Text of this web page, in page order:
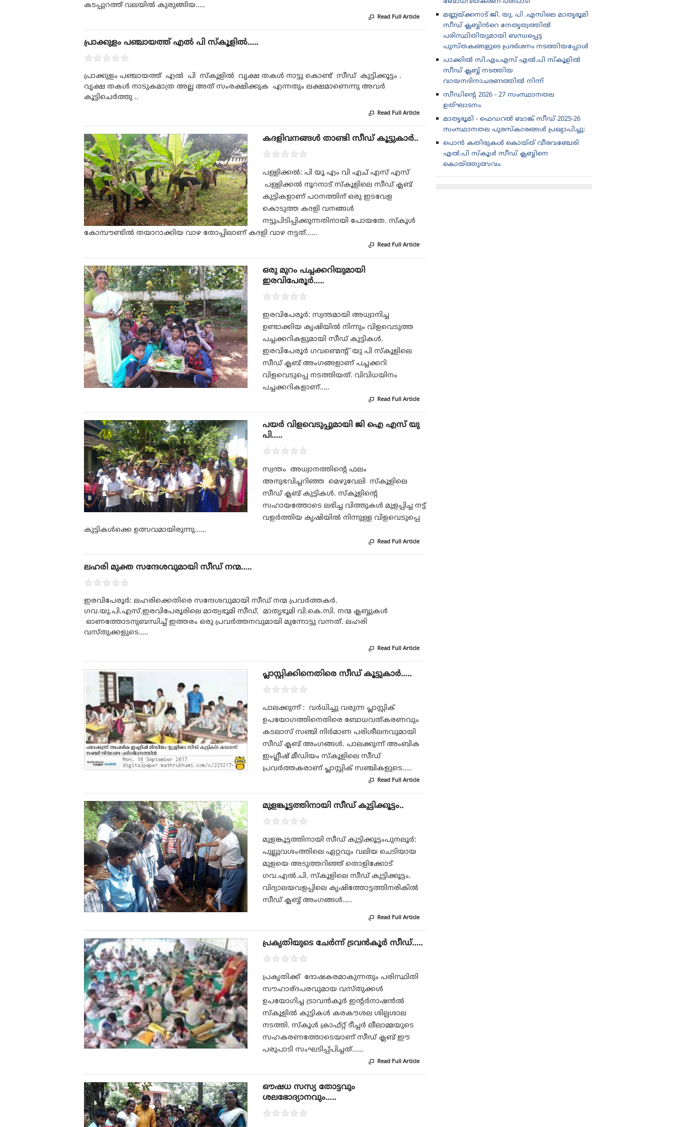
കടപ്പുറത്ത് വലയിൽ കുരുങ്ങിയ…..
 Read Full Article
പ്രാക്കുളം പഞ്ചായത്ത് എൽ പി സ്കൂളിൽ…..
★★★★★
പ്രാക്കുളം പഞ്ചായത്ത് എൽ പി സ്കൂളിൽ വൃക്ഷ തകൾ നാട്ടു കൊണ്ട് സീഡ് കുട്ടിക്കൂട്ടം .
വൃക്ഷ തകൾ നാടുകമാത്ര അല്ല അത് സംരക്ഷിക്കുക എന്നതും ലക്ഷമാണെന്നു അവർ
കൂട്ടിചെർത്തു ..
 Read Full Article
കദളിവനങ്ങൾ താണ്ടി സീഡ് കൂട്ടുകാർ..
★★★★★
പള്ളിക്കൽ: പി യൂ എം വി എച് എസ് എസ്
പള്ളിക്കൽ നൂറനാട് സ്കൂളിലെ സീഡ് ക്ലബ്
കുട്ടികളാണ് പഠനത്തിന് ഒരു ഇടവേള
കൊടുത്ത കദളി വനങ്ങൾ
നട്ടുപിടിപ്പിക്കുന്നതിനായി പോയതേ. സ്കൂൾ
കോമ്പൗണ്ടിൽ തയാറാക്കിയ വാഴ തോപ്പിലാണ് കദളി വാഴ നട്ടത്.…..
 Read Full Article
ഒരു മുറം പച്ചക്കറിയുമായി
ഇരവിപേരൂർ…..
★★★★★
ഇരവിപേരൂർ: സ്വന്തമായി അധ്വാനിച്ച
ഉണ്ടാക്കിയ കൃഷിയിൽ നിന്നും വിളവെടുത്ത
പച്ചക്കറികളുമായി സീഡ് കുട്ടികൾ.
ഇരവിപേരൂർ ഗവണ്മെന്റ് യു പി സ്കൂളിലെ
സീഡ് ക്ലബ് അംഗങ്ങളാണ് പച്ചക്കറി
വിളവെടുപ്പെ നടത്തിയത്. വിവിധയിനം
പച്ചക്കറികളാണ്…..
 Read Full Article
പയർ വിളവെടുപ്പുമായി ജി ഐ എസ് യു
പി…..
★★★★★
സ്വന്തം അധ്വാനത്തിന്റെ ഫലം
അനുഭവിച്ചറിഞ്ഞ മെഴുവേലി സ്കൂളിലെ
സീഡ് ക്ലബ് കുട്ടികൾ. സ്കൂളിന്റെ
സഹായത്തോടെ ലഭിച്ച വിത്തുകൾ മുളപ്പിച്ച നട്ട്
വളർത്തിയ കൃഷിയിൽ നിന്നുള്ള വിളവെടുപ്പെ
കുട്ടികൾക്കെ ഉത്സവമായിരുന്നു.…..
 Read Full Article
ലഹരി മുക്ത സന്ദേശവുമായി സീഡ് നന്മ…..
★★★★★
ഇരവിപേരൂർ: ലഹരിക്കെതിരെ സന്ദേശവുമായി സീഡ് നന്മ പ്രവർത്തകർ.
ഗവ.യു.പി.എസ്.ഇരവിപേരൂരിലെ മാത്യഭൂമി സീഡ്, മാതൃഭൂമി വി.കെ.സി. നന്മ ക്ലബ്ബുകൾ
ഓണത്തോടനുബന്ധിച്ച് ഇത്തരം ഒരു പ്രവർത്തനവുമായി മുന്നോട്ടു വന്നത്. ലഹരി
വസ്തുക്കളുടെ…..
 Read Full Article
പ്ലാസ്റ്റിക്കിനെതിരെ സീഡ് കൂട്ടുകാർ…..
★★★★★
പാലക്കുന്ന് : വർധിച്ചു വരുന്ന പ്ലാസ്റ്റിക്
ഉപയോഗത്തിനെതിരെ ബോധവത്കരണവും
കടലാസ് സഞ്ചി നിർമാണ പരിശീലനവുമായി
സീഡ് ക്ലബ് അംഗങ്ങൾ. പാലക്കുന്ന് അംബിക
ഇംഗ്ലീഷ് മീഡിയം സ്കൂളിലെ സീഡ്
പ്രവർത്തകരാണ് പ്ലാസ്റ്റിക് സഞ്ചികളുടെ…..
 Read Full Article
മുളങ്കൂട്ടത്തിനായി സീഡ് കുട്ടിക്കൂട്ടം..
★★★★★
മുളങ്കൂട്ടത്തിനായി സീഡ് കുട്ടിക്കൂട്ടംപുനലൂർ:
പുല്ലുവശംത്തിലെ ഏറ്റവും വലിയ ചെടിയായ
മുളയെ അടുത്തറിഞ്ഞ് തൊളിക്കോട്
ഗവ.എൽ.പി. സ്‌കൂളിലെ സീഡ് കുട്ടിക്കൂട്ടം.
വിദ്യാലയവളപ്പിലെ കൃഷിത്തോട്ടത്തിനരികിൽ
സീഡ് ക്ലബ്ബ് അംഗങ്ങൾ…..
 Read Full Article
പ്രകൃതിയുടെ ചേർന്ന് ട്രവൻകൂർ സീഡ്…..
★★★★★
പ്രകൃതിക്ക് ദോഷകരമാകുന്നതും പരിസ്ഥിതി
സൗഹാര്ദപരവുമായ വസ്തുക്കൾ
ഉപയോഗിച്ച ട്രാവൻകൂർ ഇന്റർനാഷൻൽ
സ്കൂളിൽ കുട്ടികൾ കരകൗശല ശില്പശാല
നടത്തി. സ്കൂൾ ക്രാഫ്റ്റ് ടീച്ചർ ലീലാമ്മയുടെ
സഹകരണത്തോടെയാണ് സീഡ് ക്ലബ് ഈ
പരുപാടി സംഘടിപ്പ്പിച്ചത്.…..
 Read Full Article
ഔഷധ സസ്യ തോട്ടവും
ശലഭോദ്യാനവും…..
★★★★★
മണ്ണയ്ക്കനാട് ജി. യു. പി .എസിലെ മാതൃഭൂമി
സീഡ് ക്ലബ്ബിൻറെ നേതൃത്വത്തിൽ
പരിസ്ഥിതിയുമായി ബന്ധപ്പെട്ട
പുസ്തകങ്ങളുടെ പ്രദർശനം നടത്തിയപ്പോൾ
പാക്കിൽ സി.എം.എസ് എൽ.പി സ്കൂളിൽ
സീഡ് ക്ലബ്ബ് നടത്തിയ
വായനദിനാചരണത്തിൽ നിന്ന്
സീഡിന്റെ 2026 - 27 സംസ്ഥാനതല
ഉത്‌ഘാടനം
മാതൃഭൂമി - ഫെഡറൽ ബാങ്ക് സീഡ് 2025-26
സംസ്ഥാനതല പുരസ്കാരങ്ങൾ പ്രഖ്യാപിച്ചു:
പൊൻ കതിരുകൾ കൊയ്ത് വീരവഞ്ചേരി
എൽ.പി സ്കൂൾ സീഡ് ക്ലബ്ബിനെ
കൊയ്ത്തുത്സവം